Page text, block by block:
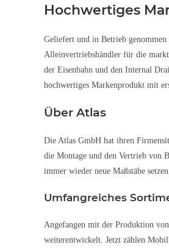
Hochwertiges
Geliefert und in Betrieb
Alleinvertriebshändler für die
der Eisenbahn und den Internal
hochwertiges Markenprodukt mit
Über Atlas
Die Atlas GmbH hat ihren
die Montage und den Vertrieb von
immer wieder neue Maßstäbe
Umfangreiches
Angefangen mit der Produktion
weiterentwickelt. Jetzt zählen